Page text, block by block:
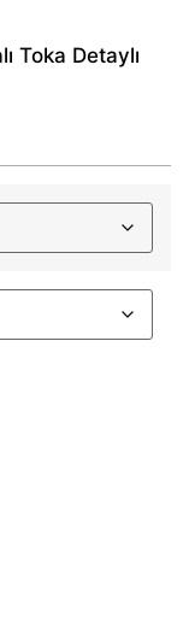
Toka Detaylı